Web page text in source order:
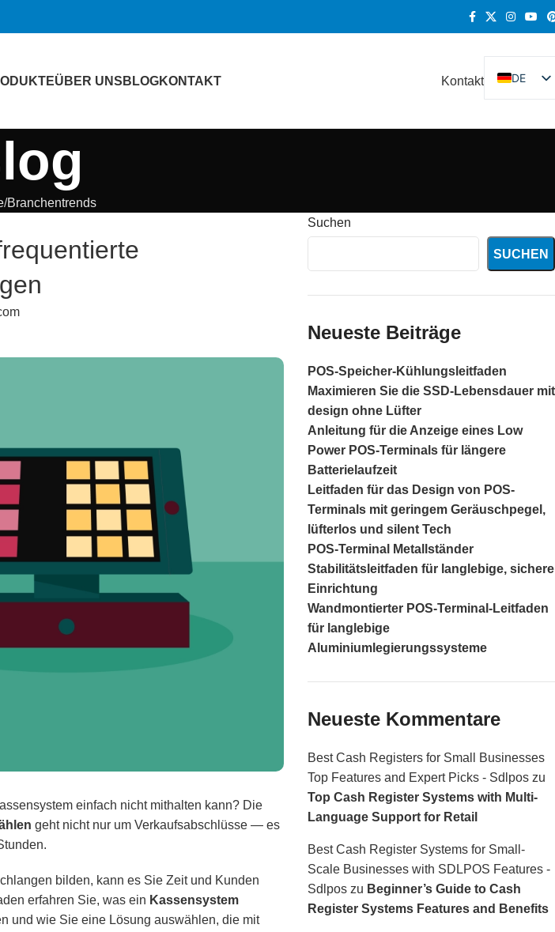
ÜBER UNS BLOGKONTAKT Kontakt
DE
EN
FR
IT
Branchentrends
einfach nicht mithalten kann? Die
geht nicht nur um Verkaufsabschlüsse — es
bilden, kann es Sie Zeit und Kunden
erfahren Sie, was ein Kassensystem
und wie Sie eine Lösung auswählen, die mit
Suchen
SUCHEN
Neueste Beiträge
POS-Speicher-Kühlungsleitfaden
Maximieren Sie die SSD-Lebensdauer mit
design ohne Lüfter
Anleitung für die Anzeige eines Low
Power POS-Terminals für längere
Batterielaufzeit
Leitfaden für das Design von POS-
Terminals mit geringem Geräuschpegel,
lüfterlos und silent Tech
POS-Terminal Metallständer
Stabilitätsleitfaden für langlebige, sichere
Einrichtung
Wandmontierter POS-Terminal-Leitfaden
für langlebige
Aluminiumlegierungssysteme
Neueste Kommentare
Best Cash Registers for Small Businesses
Top Features and Expert Picks - Sdlposzu
Top Cash Register Systems with Multi-
Language Support for Retail
Best Cash Register Systems for Small-
Scale Businesses with SDLPOS Features -
Sdlposzu Beginner’s Guide to Cash
Register Systems Features and Benefits